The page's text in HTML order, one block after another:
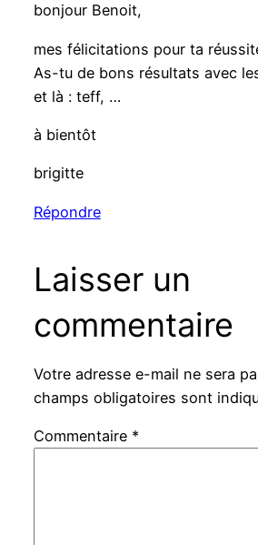
bonjour Benoit,
mes félicitations pour ta
As-tu de bons résultats avec
et là : teff, …
à bientôt
brigitte
Répondre
Laisser un
commentaire
Votre adresse e-mail ne sera
champs obligatoires sont
Commentaire *